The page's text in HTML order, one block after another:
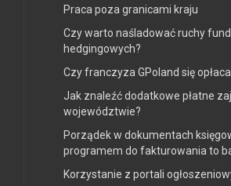
Praca poza granicami kraju
Czy warto naśladować ruchy
hedgingowych?
Czy franczyza GPoland się
Jak znaleźć dodatkowe płatne
województwie?
Porządek w dokumentach
programem do fakturowania to
Korzystanie z portali